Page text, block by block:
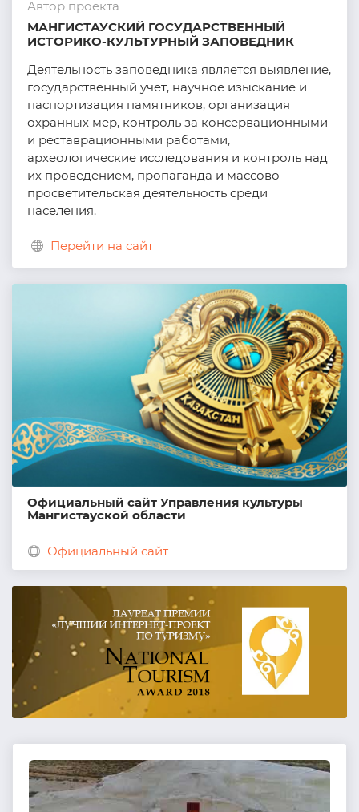
Автор проекта
МАНГИСТАУСКИЙ ГОСУДАРСТВЕННЫЙ
ИСТОРИКО-КУЛЬТУРНЫЙ ЗАПОВЕДНИК
Деятельность заповедника является выявление,
государственный учет, научное изыскание и
паспортизация памятников, организация
охранных мер, контроль за консервационными
и реставрационными работами,
археологические исследования и контроль над
их проведением, пропаганда и массово-
просветительская деятельность среди
населения.
Перейти на сайт
Официальный сайт Управления культуры
Мангистауской области
Официальный сайт